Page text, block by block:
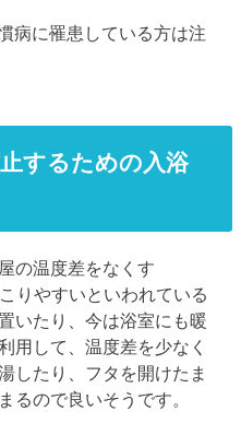
病に罹患している方は注
するための入浴
の温度差をなくす
りやすいといわれている
いたり、今は浴室にも暖
用して、温度差を少なく
したり、フタを開けたま
るので良いそうです。